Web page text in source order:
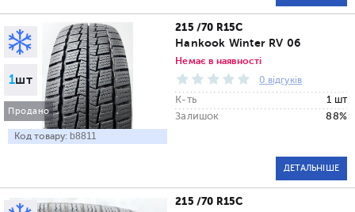
1шт
Продано
Код товару: b8811
215 /70 R15C
Hankook Winter RV 06
Немає в наявності
0 відгуків
К-ть
1 шт
Залишок
88%
ДЕТАЛЬНІШЕ
215 /70 R15C